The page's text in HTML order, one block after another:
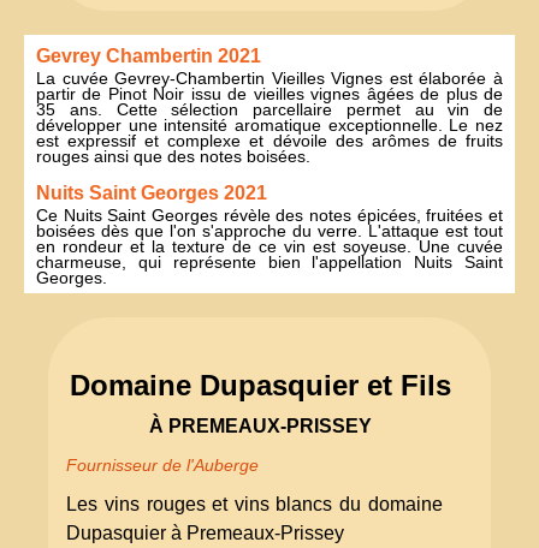
Gevrey Chambertin 2021
La cuvée Gevrey-Chambertin Vieilles Vignes est élaborée à
partir de Pinot Noir issu de vieilles vignes âgées de plus de
35 ans. Cette sélection parcellaire permet au vin de
développer une intensité aromatique exceptionnelle. Le nez
est expressif et complexe et dévoile des arômes de fruits
rouges ainsi que des notes boisées.
Nuits Saint Georges 2021
Ce Nuits Saint Georges révèle des notes épicées, fruitées et
boisées dès que l'on s'approche du verre. L'attaque est tout
en rondeur et la texture de ce vin est soyeuse. Une cuvée
charmeuse, qui représente bien l'appellation Nuits Saint
Georges.
Domaine Dupasquier et Fils
À PREMEAUX-PRISSEY
Fournisseur de l'Auberge
Les vins rouges et vins blancs du domaine
Dupasquier à Premeaux-Prissey